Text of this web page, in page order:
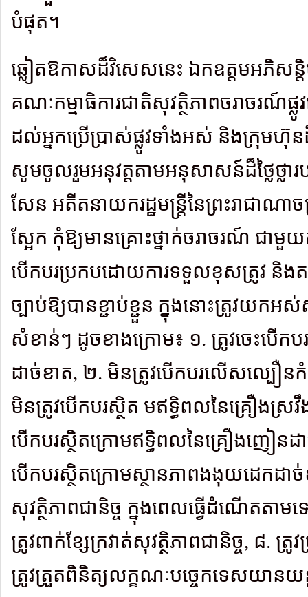
បំផុត។
ឆ្លៀតឱកាសដ៏វិសេសនេះ ឯកឧត្តមអភិសន្
គណៈកម្មាធិការជាតិសុវត្ថិភាពចរាចរណ៍ផ្លូ
ដល់អ្នកប្រើប្រាស់ផ្លូវទាំងអស់ និងក្រុម
សូមចូលរួមអនុវត្តតាមអនុសាសន៍ដ៏ថ្លៃថ្ល
សែន អតីតនាយករដ្ឋមន្ត្រីនៃព្រះរាជាណាចក្រ
ស្អែក កុំឱ្យមានគ្រោះថ្នាក់ចរាចរណ៍ ជាមួ
បើកបរប្រកបដោយការទទួលខុសត្រូវ និងតម្
ច្បាប់ឱ្យបានខ្ជាប់ខ្ជួន ក្នុងនោះត្រូវយកអស់ស្
សំខាន់ៗ ដូចខាងក្រោម៖ ១. ត្រូវចេះបើកប
ដាច់ខាត, ២. មិនត្រូវបើកបរលើសល្បឿ
មិនត្រូវបើកបរស្ថិត មឥទ្ធិពលនៃគ្រឿងស្រ
បើកបរស្ថិតក្រោមឥទ្ធិពលនៃគ្រឿងញៀនដ
បើកបរស្ថិតក្រោមស្ថានភាពងងុយដេកដា
សុវត្ថិភាពជានិច្ច ក្នុងពេលធ្វើដំណើតតា
ត្រូវពាក់ខ្សែក្រវាត់សុវត្ថិភាពជានិច្ច, ៨. ត្រូ
ត្រូវត្រួតពិនិត្យលក្ខណៈបច្ចេកទេសយានយន្